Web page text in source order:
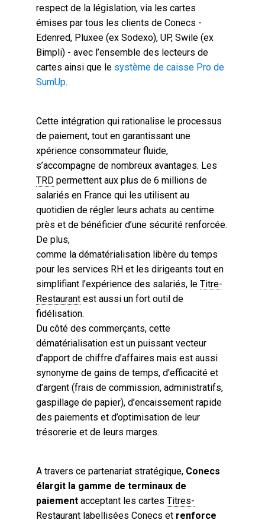
respect de la législation, via les cartes
émises par tous les clients de Conecs -
Edenred, Pluxee (ex Sodexo), UP, Swile (ex
Bimpli) - avec l’ensemble des lecteurs de
cartes ainsi que le système de caisse Pro de
SumUp.
Cette intégration qui rationalise le processus
de paiement, tout en garantissant une
xpérience consommateur fluide,
s’accompagne de nombreux avantages. Les
TRDpermettent aux plus de 6 millions de
salariés en France qui les utilisent au
quotidien de régler leurs achats au centime
près et de bénéficier d’une sécurité renforcée.
De plus,
comme la dématérialisation libère du temps
pour les services RH et les dirigeants tout en
simplifiant l’expérience des salariés, le Titre-
Restaurantest aussi un fort outil de
fidélisation.
Du côté des commerçants, cette
dématérialisation est un puissant vecteur
d’apport de chiffre d’affaires mais est aussi
synonyme de gains de temps, d'efficacité et
d’argent (frais de commission, administratifs,
gaspillage de papier), d’encaissement rapide
des paiements et d’optimisation de leur
trésorerie et de leurs marges.
A travers ce partenariat stratégique,Conecs
élargit la gamme de terminaux de
paiementacceptant les cartes Titres-
Restaurantlabellisées Conecs etrenforce